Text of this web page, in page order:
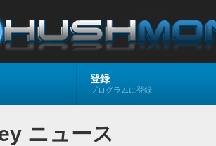
登録
プログラムに登録
ニュース